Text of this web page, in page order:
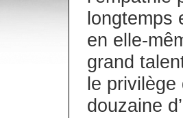
longtemps
en elle-
grand
le
douzaine